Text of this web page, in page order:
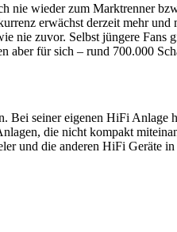
nie wieder zum Marktrenner
erwächst derzeit mehr
nie zuvor. Selbst jüngere
aber für sich – rund 700.000
Bei seiner eigenen HiFi
die nicht kompakt
und die anderen HiFi Geräte